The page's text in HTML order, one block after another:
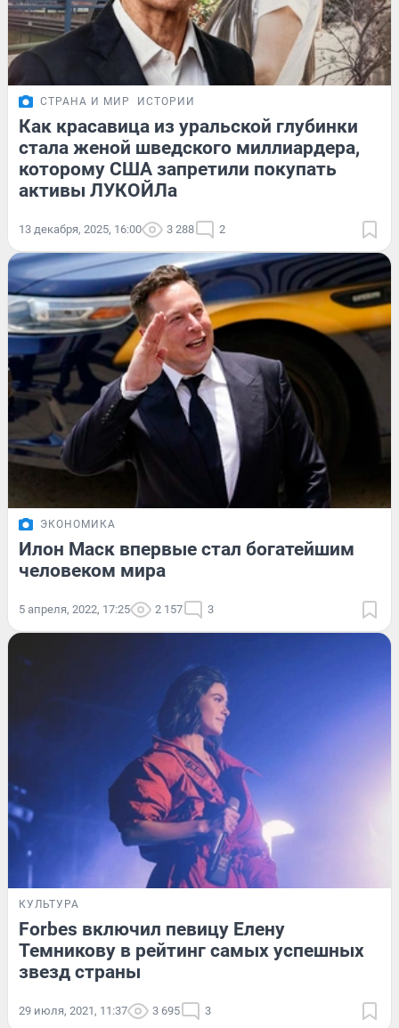
СТРАНА И МИР ИСТОРИИ
Как красавица из уральской глубинки
стала женой шведского миллиардера,
которому США запретили покупать
активы ЛУКОЙЛа
13 декабря, 2025, 16:00 3 288 2
ЭКОНОМИКА
Илон Маск впервые стал богатейшим
человеком мира
5 апреля, 2022, 17:25 2 157 3
КУЛЬТУРА
Forbes включил певицу Елену
Темникову в рейтинг самых успешных
звезд страны
29 июля, 2021, 11:37 3 695 3